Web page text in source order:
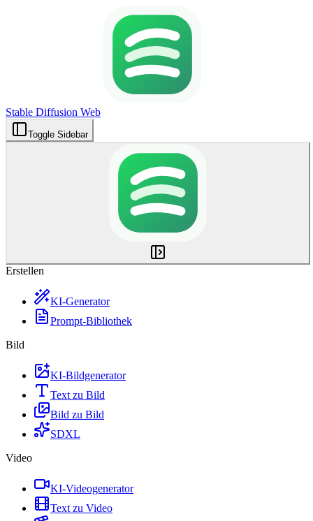
Stable Diffusion Web
Toggle Sidebar
Erstellen
KI-Generator
Prompt-Bibliothek
Bild
KI-Bildgenerator
Text zu Bild
Bild zu Bild
SDXL
Video
KI-Videogenerator
Text zu Video